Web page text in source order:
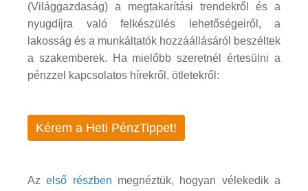
(Világgazdaság) a megtakarítási trendekről és a
nyugdíjra való felkészülés lehetőségeiről, a
lakosság és a munkáltatók hozzáállásáról beszéltek
a szakemberek. Ha mielőbb szeretnél értesülni a
pénzzel kapcsolatos hírekről, ötletekről:
Kérem a Heti PénzTippet!
Azelső részben megnéztük, hogyan vélekedik a